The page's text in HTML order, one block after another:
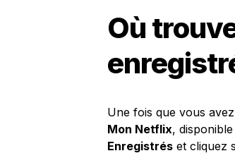
Où
Une fois que vous
Mon Netflix,
Enregistrés et cliquez